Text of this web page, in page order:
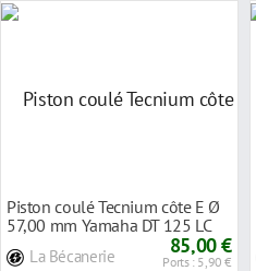
Piston coulé Tecnium côte E Ø
57,00 mm Yamaha DT 125 LC
La Bécanerie 85,00 €
Ports : 5,90 €